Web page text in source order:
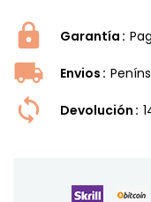
Garantía
Envios
Devolución